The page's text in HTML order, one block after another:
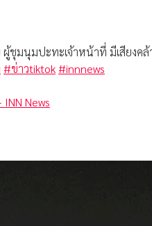
ชุมนุมปะทะเจ้าหน้าที่ มีเสียงคล้
#ข่าวtiktok #innnews
News